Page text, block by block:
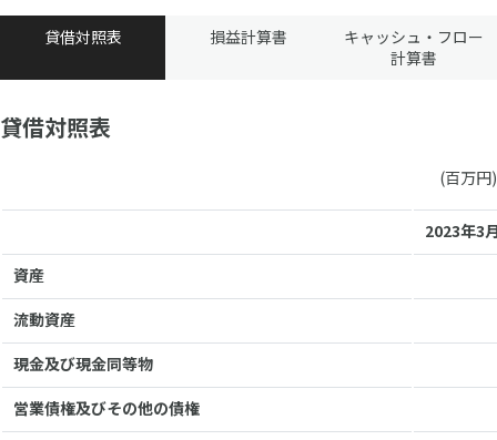
貸借対照表 損益計算書
キャッシュ・フロー
計算書
貸借対照表
(百万円)
2023年3
資産
流動資産
現金及び現金同等物
営業債権及びその他の債権